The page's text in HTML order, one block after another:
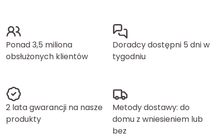
Ponad 3,5 miliona
obsłużonych klientów
Doradcy dostępni 5 dni w
tygodniu
2 lata gwarancji na nasze
produkty
Metody dostawy: do
domu z wniesieniem lub
bez